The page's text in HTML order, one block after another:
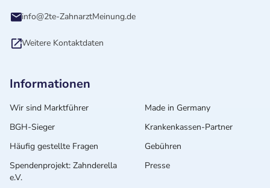
info@2te-ZahnarztMeinung.de
Weitere Kontaktdaten
Informationen
Wir sind Marktführer
Made in Germany
BGH-Sieger
Krankenkassen-Partner
Häufig gestellte Fragen
Gebühren
Spendenprojekt: Zahnderella
e.V.
Presse